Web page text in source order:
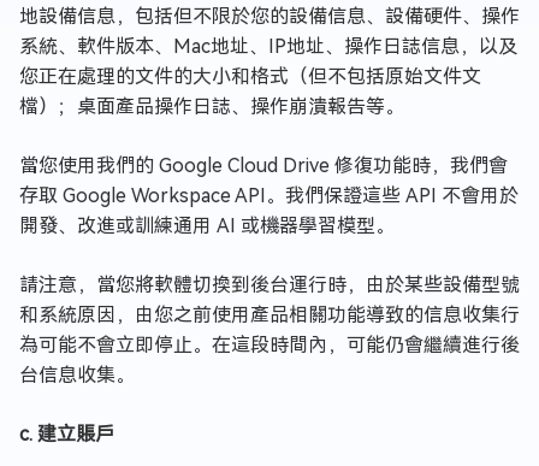
地設備信息，包括但不限於您的設備信息、設備硬件、操作
系統、軟件版本、Mac地址、IP地址、操作日誌信息，以及
您正在處理的文件的大小和格式（但不包括原始文件文
檔）；桌面產品操作日誌、操作崩潰報告等。
當您使用我們的 Google Cloud Drive 修復功能時，我們會
存取 Google Workspace API。我們保證這些 API 不會用於
開發、改進或訓練通用 AI 或機器學習模型。
請注意，當您將軟體切換到後台運行時，由於某些設備型號
和系統原因，由您之前使用產品相關功能導致的信息收集行
為可能不會立即停止。在這段時間內，可能仍會繼續進行後
台信息收集。
c. 建立賬戶